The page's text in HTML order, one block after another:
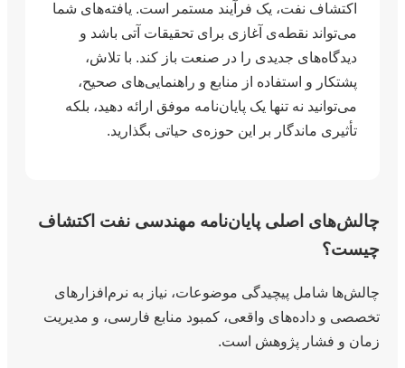
اکتشاف نفت، یک فرآیند مستمر است. یافته‌های شما
می‌تواند نقطه‌ی آغازی برای تحقیقات آتی باشد و
دیدگاه‌های جدیدی را در صنعت باز کند. با تلاش،
پشتکار و استفاده از منابع و راهنمایی‌های صحیح،
می‌توانید نه تنها یک پایان‌نامه موفق ارائه دهید، بلکه
تأثیری ماندگار بر این حوزه‌ی حیاتی بگذارید.
چالش‌های اصلی پایان‌نامه مهندسی نفت اکتشاف
چیست؟
چالش‌ها شامل پیچیدگی موضوعات، نیاز به نرم‌افزارهای
تخصصی و داده‌های واقعی، کمبود منابع فارسی، و مدیریت
زمان و فشار پژوهش است.